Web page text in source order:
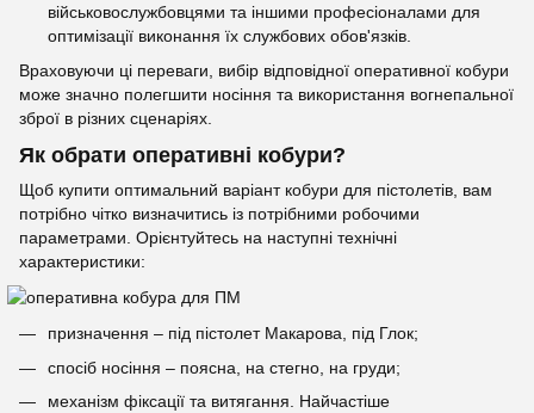
військовослужбовцями та іншими професіоналами для
оптимізації виконання їх службових обов'язків.
Враховуючи ці переваги, вибір відповідної оперативної кобури
може значно полегшити носіння та використання вогнепальної
зброї в різних сценаріях.
Як обрати оперативні кобури?
Щоб купити оптимальний варіант кобури для пістолетів, вам
потрібно чітко визначитись із потрібними робочими
параметрами. Орієнтуйтесь на наступні технічні
характеристики:
призначення – під пістолет Макарова, під Глок;
спосіб носіння – поясна, на стегно, на груди;
механізм фіксації та витягання. Найчастіше